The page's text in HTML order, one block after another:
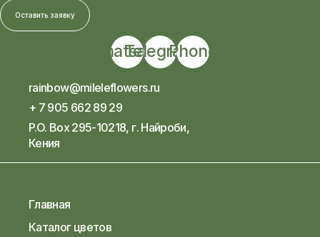
Оставить заявку
Whatsapp
Telegram
Phone
rainbow@mileleflowers.ru
+ 7 905 662 89 29
P.O. Box 295-10218, г. Найроби,
Кения
Главная
Каталог цветов